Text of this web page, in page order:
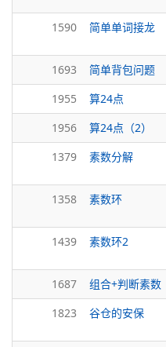
1590 简单单词接龙
1693 简单背包问题
1955 算24点
1956 算24点（2）
1379 素数分解
1358 素数环
1439 素数环2
1687 组合+判断素数
1823 谷仓的安保